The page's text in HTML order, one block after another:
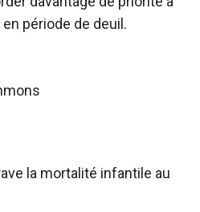
période de deuil.
la mortalité infantile au